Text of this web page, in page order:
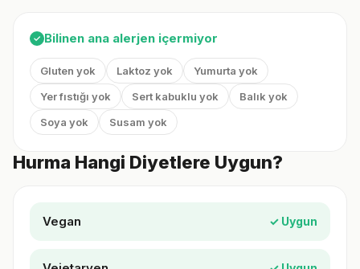
✓ Bilinen ana alerjen içermiyor
Gluten yok Laktoz yok
Yumurta yok
Yer fıstığı yok
Sert kabuklu yok
Balık yok
Soya yok
Susam yok
Hurma Hangi Diyetlere Uygun?
Vegan ✓ Uygun